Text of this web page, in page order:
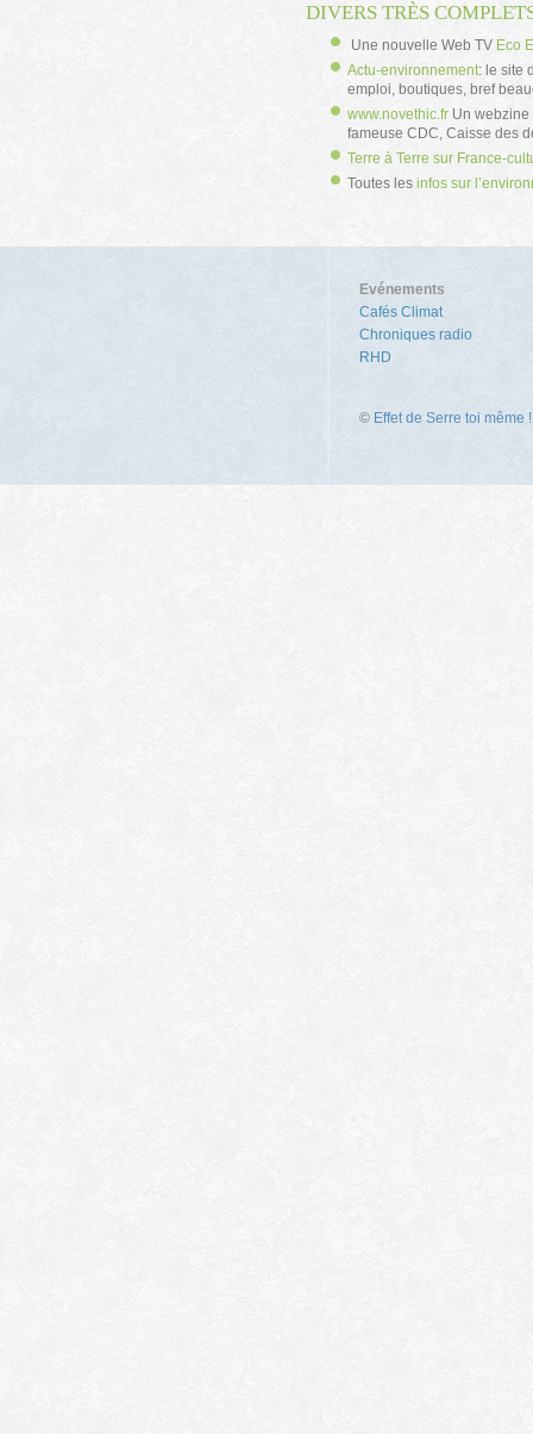
DIVERS TRÈS
Une nouvelle Web TV Eco
Actu-environnement: le site
emploi, boutiques, bref
www.novethic.frUn webzine
fameuse CDC, Caisse des
Terre à Terre sur France-
Toutes les infos sur
Evénements
Cafés Climat
Chroniques radio
RHD
© Effet de Serre toi même !